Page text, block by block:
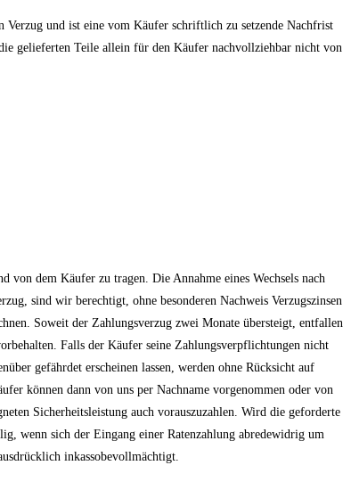
und ist eine vom Käufer schriftlich zu setzende Nachfrist
gelieferten Teile allein für den Käufer nachvollziehbar nicht von
von dem Käufer zu tragen. Die Annahme eines Wechsels nach
sind wir berechtigt, ohne besonderen Nachweis Verzugszinsen
Soweit der Zahlungsverzug zwei Monate übersteigt, entfallen
Falls der Käufer seine Zahlungsverpflichtungen nicht
gefährdet erscheinen lassen, werden ohne Rücksicht auf
können dann von uns per Nachname vorgenommen oder von
Sicherheitsleistung auch vorauszuzahlen. Wird die geforderte
wenn sich der Eingang einer Ratenzahlung abredewidrig um
inkassobevollmächtigt.